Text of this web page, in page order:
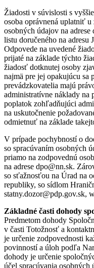
Žiadosti v súvislosti s
osoba oprávnená uplatniť
osobných údajov na
listu doručeného na adresu
Odpovede na uvedené
prijaté na základe týchto
žiadosť dotknutej osoby
najmä pre jej opakujúcu sa
prevádzkovatelia majú
administratívne náklady na
poplatok zohľadňujúci
na uskutočnenie
odmietnuť na základe
V prípade pochybností o
so spracúvaním osobných
priamo na zodpovednú
na adrese dpo@nn.sk.
so sťažnosťou na Úrad na
republiky, so sídlom
statny.dozor@pdp.gov.sk,
Základné časti dohody
Predmetom dohody
v časti Totožnosť a
je určenie zodpovednosti
povinností a úloh podľa
dohody je určenie
účel spracúvania